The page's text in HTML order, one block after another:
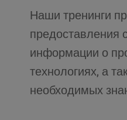
Наши тренинги
предоставления
информации о
технологиях, а
необходимых